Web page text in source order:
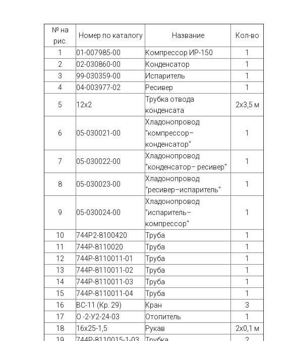
№ на
рис.
Номер по каталогу Название Кол-во
1 01-007985-00 Компрессор ИР-150
1
2
02-030860-00 Конденсатор
1
3
99-030359-00 Испаритель
1
4
04-003977-02 Ресивер 1
5 12х2
Трубка отвода
конденсата
2х3,5 м
6 05-030021-00
Хладонопровод
"компрессор–
конденсатор"
1
7 05-030022-00
Хладонопровод
"конденсатор– ресивер"
1
8 05-030023-00
Хладонопровод
"ресивер–испаритель"
1
9 05-030024-00
Хладонопровод
"испаритель–
компрессор"
1
10 744Р2-8100420 Труба
1
11
744Р-8110020 Труба
1
12
744Р-8110011-01 Труба
1
13
744Р-8110011-02 Труба
1
14
744Р-8110011-03 Труба
1
15
744Р-8110011-04 Труба
1
16
ВС-11 (Кр. 29) Кран
3
17
О -2-У2-24-03 Отопитель
1
18
16х25-1,5 Рукав
2х0,1 м